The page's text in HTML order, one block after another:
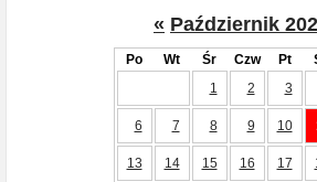
« Październik
Po Wt Śr Czw Pt
1
2 3
6 7 8 9 10
13 14 15 16 17